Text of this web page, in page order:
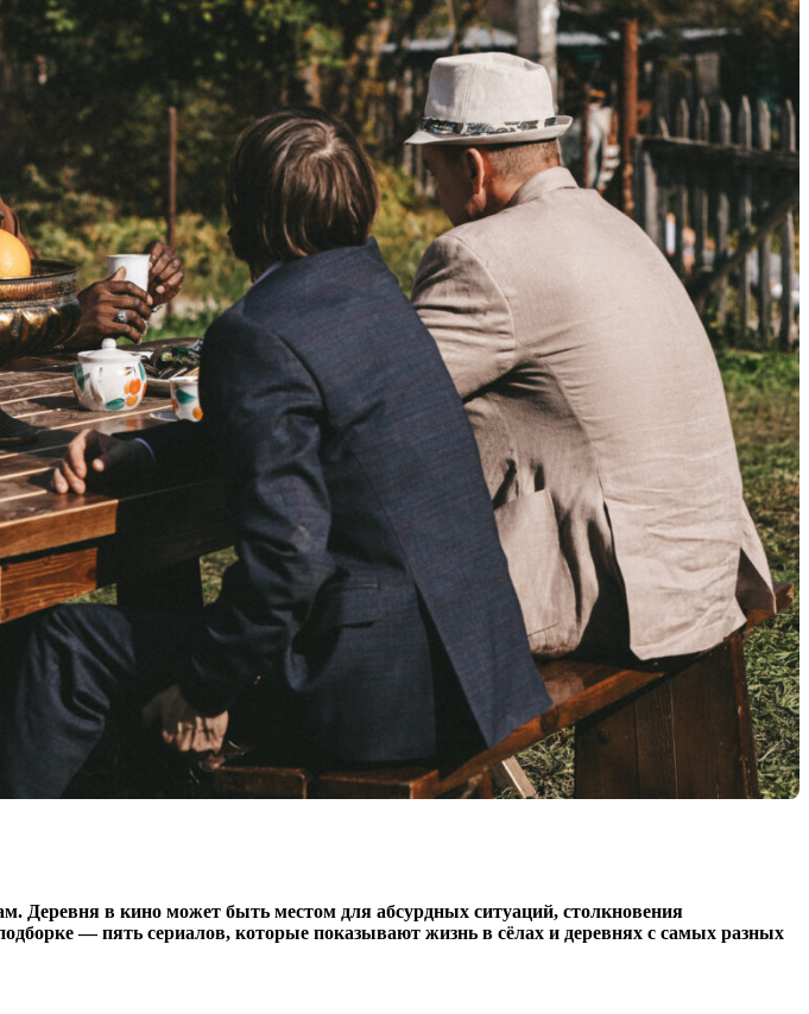
Деревня в кино может быть местом для абсурдных ситуаций, столкновения
— пять сериалов, которые показывают жизнь в сёлах и деревнях с самых разных